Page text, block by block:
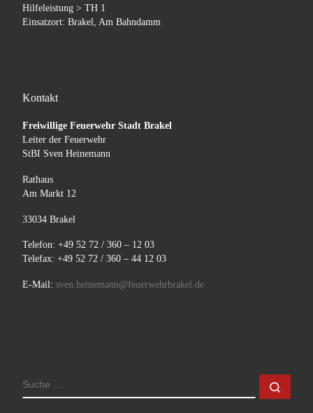
Hilfeleistung > TH 1
Einsatzort: Brakel, Am Bahndamm
Kontakt
Freiwillige Feuerwehr Stadt Brakel
Leiter der Feuerwehr
StBI Sven Heinemann
Rathaus
Am Markt 12
33034 Brakel
Telefon: +49 52 72 / 360 – 12 03
Telefax: +49 52 72 / 360 – 44 12 03
E-Mail: sven.heinemann@feuerwehrbrakel.de
SUCHE